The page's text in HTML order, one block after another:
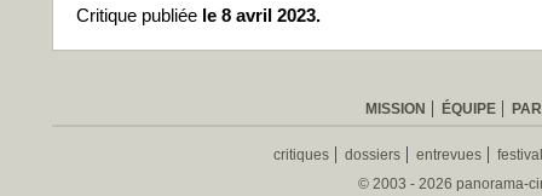
Critique publiée le 8 avril 2023.
MISSION ÉQUIPE
critiques dossiers entrevues
© 2003 - 2026 panorama-